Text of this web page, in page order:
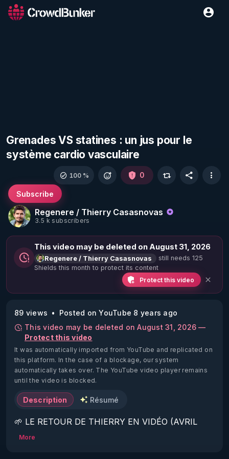
Grenades VS statines : un jus pour le
système cardio vasculaire
Regenere / Thierry Casasnovas
3.5 k subscribers
Subscribe
100 % 0
This video may be deleted on August 31, 2026
Regenere / Thierry Casasnovas
still needs 125
Shields this month to protect its content
Protect this video
89 views
Posted on YouTube 8 years ago
This video may be deleted on August 31, 2026 —
Protect this video
It was automatically imported from YouTube and replicated on
this platform. In the case of a blockage, our system
automatically takes over. The YouTube video player remains
until the video is blocked.
Description Résumé
🌱 LE RETOUR DE THIERRY EN VIDÉO (AVRIL
2022)!
More